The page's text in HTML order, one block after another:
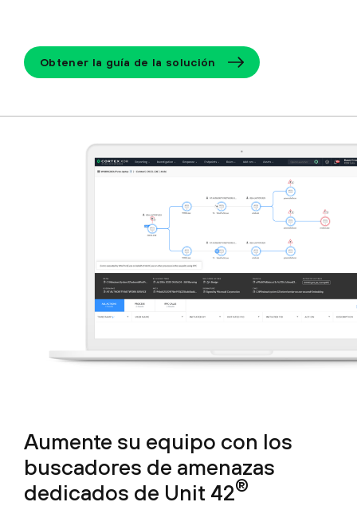
Obtener la guía de la solución
Aumente su equipo con los
buscadores de amenazas
dedicados de Unit 42®